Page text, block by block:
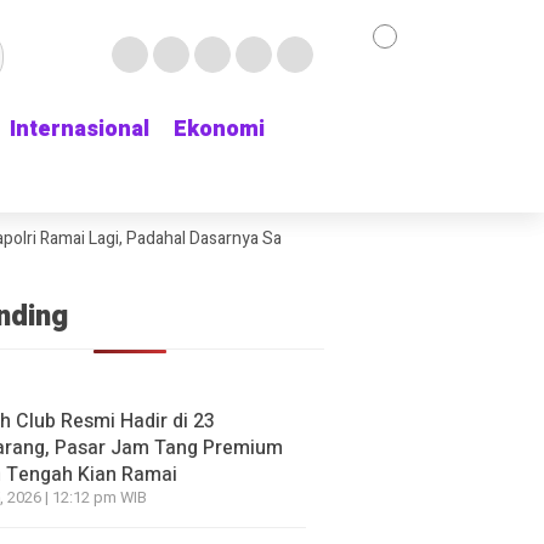
Internasional
Ekonomi
Internasional
Ekonomi
Lagi, Padahal Dasarnya Saja Belum Kelihatan
Plastik Makin Diminati, Dokter Ingatkan Jangan
yang lalu
yang Dikira Bangkai
Ternyata Jenazah Pria
Kepala, Warga Depok Syok
Main
Club Resmi Hadir di 23
Pasar Jam Tang Premium
Kian Ramai
2026 | 12:12 pm WIB